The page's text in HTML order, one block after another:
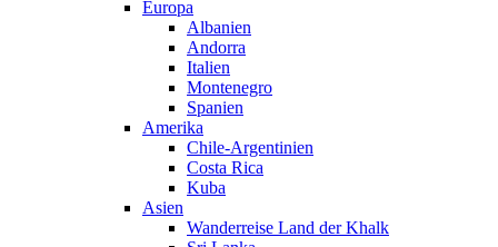
Europa
Albanien
Andorra
Italien
Montenegro
Spanien
Amerika
Chile-Argentinien
Costa Rica
Kuba
Asien
Wanderreise Land der Khalk